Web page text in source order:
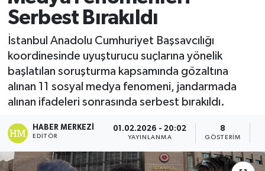
Serbest Bırakıldı
İstanbul Anadolu Cumhuriyet Başsavcılığı
koordinesinde uyuşturucu suçlarına yönelik
başlatılan soruşturma kapsamında gözaltına
alınan 11 sosyal medya fenomeni, jandarmada
alınan ifadeleri sonrasında serbest bırakıldı.
HABER MERKEZI
EDITÖR
01.02.2026 - 20:02
YAYINLANMA
8
GÖSTERIM